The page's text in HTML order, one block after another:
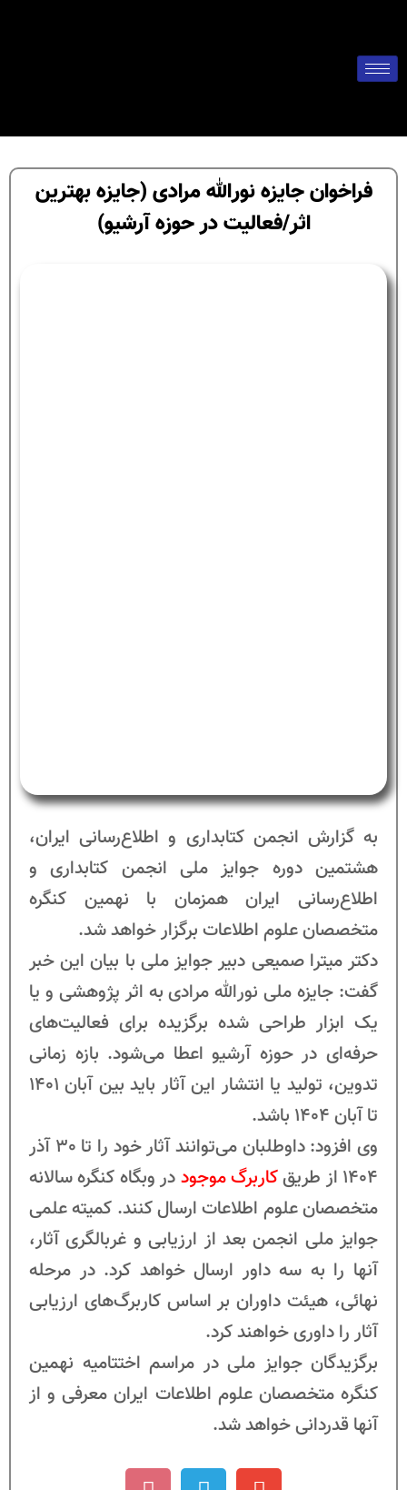
فراخوان جایزه نورالله مرادی (جایزه بهترین
اثر/فعالیت در حوزه آرشیو)
به گزارش انجمن کتابداری و اطلاع‌رسانی ایران،
هشتمین دوره جوایز ملی انجمن کتابداری و
اطلاع‌رسانی ایران همزمان با نهمین کنگره
متخصصان علوم اطلاعات برگزار خواهد شد.
دکتر میترا صمیعی دبیر جوایز ملی با بیان این خبر
گفت: جایزه ملی نورالله مرادی به اثر پژوهشی و یا
یک ابزار طراحی شده برگزیده برای فعالیت‌های
حرفه‌ای در حوزه آرشیو اعطا می‌شود. بازه زمانی
تدوین، تولید یا انتشار این آثار باید بین آبان 1401
تا آبان 1404 باشد.
وی افزود: داوطلبان می‌توانند آثار خود را تا 30 آذر
1404 از طریق
کاربرگ موجوددر وبگاه کنگره سالانه
متخصصان علوم اطلاعات ارسال کنند. کمیته علمی
جوایز ملی انجمن بعد از ارزیابی و غربالگری آثار،
آنها را به سه داور ارسال خواهد کرد. در مرحله
نهائی، هیئت داوران بر اساس کاربرگ‌های ارزیابی
آثار را داوری خواهند کرد.
برگزیدگان جوایز ملی در مراسم اختتامیه نهمین
کنگره متخصصان علوم اطلاعات ایران معرفی و از
آنها قدردانی خواهد شد.